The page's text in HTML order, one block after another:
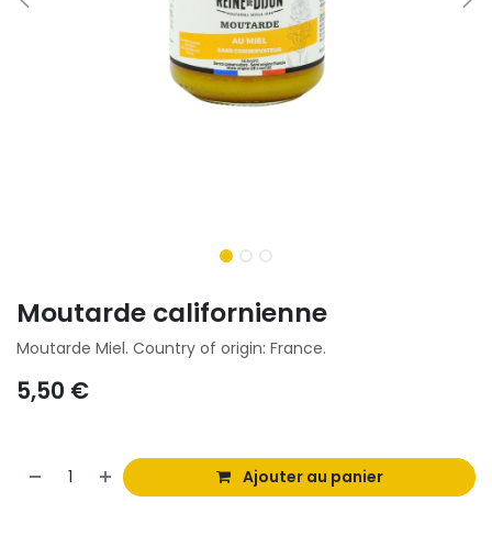
Moutarde californienne
Moutarde Miel. Country of origin: France.
5,50 €
Ajouter au panier